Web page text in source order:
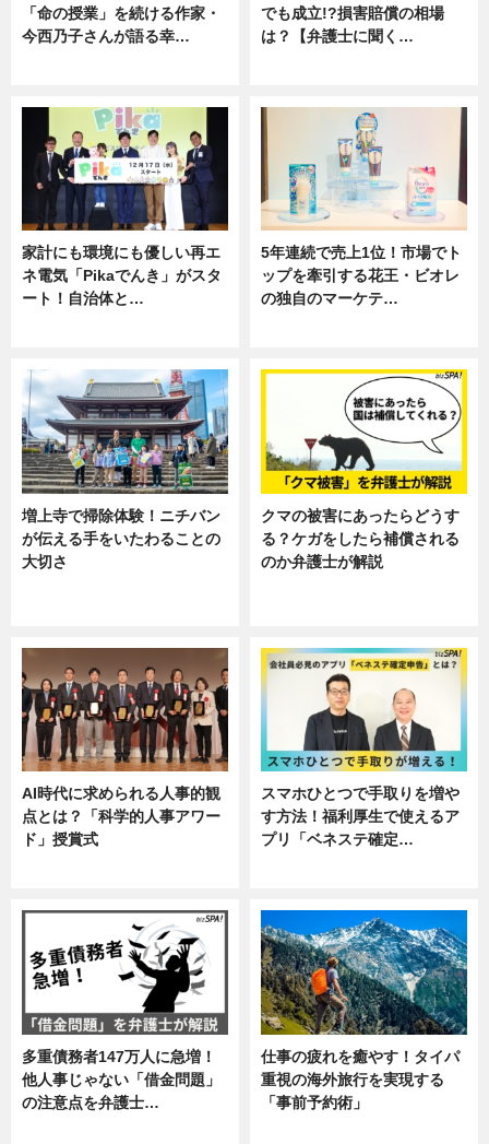
「命の授業」を続ける作家・
今西乃子さんが語る幸…
でも成立!?損害賠償の相場
は？【弁護士に聞く…
家計にも環境にも優しい再エ
ネ電気「Pikaでんき」がスタ
ート！自治体と…
5年連続で売上1位！市場でト
ップを牽引する花王・ビオレ
の独自のマーケテ…
増上寺で掃除体験！ニチバン
が伝える手をいたわることの
大切さ
クマの被害にあったらどうす
る？ケガをしたら補償される
のか弁護士が解説
AI時代に求められる人事的観
点とは？「科学的人事アワー
ド」授賞式
スマホひとつで手取りを増や
す方法！福利厚生で使えるア
プリ「ベネステ確定…
多重債務者147万人に急増！
他人事じゃない「借金問題」
の注意点を弁護士…
仕事の疲れを癒やす！タイパ
重視の海外旅行を実現する
「事前予約術」